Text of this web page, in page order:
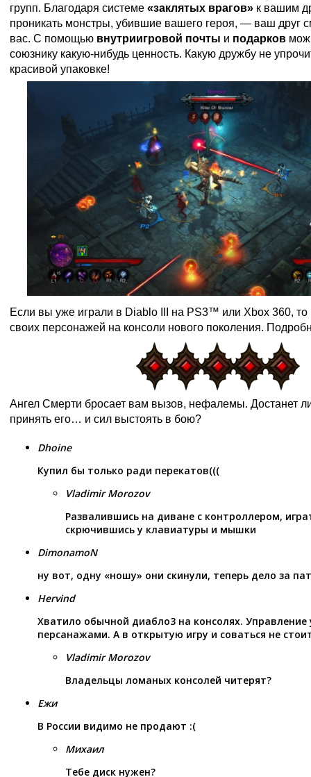
групп. Благодаря системе «заклятых врагов» к вашим
проникать монстры, убившие вашего героя, — ваш друг
вас. С помощью внутриигровой почты и подарков
союзнику какую-нибудь ценность. Какую дружбу не
красивой упаковке!
Если вы уже играли в Diablo III на PS3™ или Xbox 360,
своих персонажей на консоли нового поколения.
Ангел Смерти бросает вам вызов, нефалемы. Достанет
принять его… и сил выстоять в бою?
Dhoine
Купил бы только ради перекатов(((
Vladimir Morozov
Развалившись на диване с контроллером,
скрючившись у клавиатуры и мышки
DimonamoN
ну вот, одну «ношу» они скинули, теперь дело за
Hervind
Хватило обычной диабло3 на консолях.
персанажами. А в открытую игру и соваться не
Vladimir Morozov
Владельцы ломаных консолей читерят?
Ежи
В России видимо не продают :(
Михаил
Тебе диск нужен?